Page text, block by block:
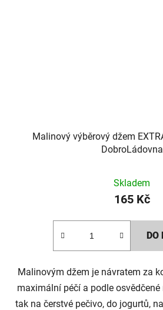
Malinový výběrový džem
DobroLádovna
Skladem
165 Kč
DO
Malinovým džem je návratem za
maximální péčí a podle osvědčené
tak na čerstvé pečivo, do jogurtů,